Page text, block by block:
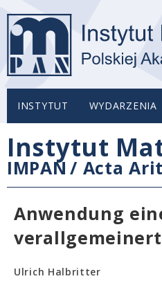
INSTYTUT WYDARZENIA
Instytut
IMPAN / Acta
Anwendung
Ulrich Halbritter